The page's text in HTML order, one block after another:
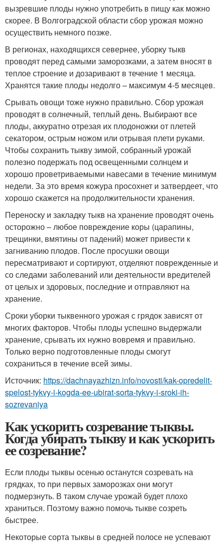
вызревшие плоды нужно употребить в пищу как можно
скорее. В Волгоградской области сбор урожая можно
осуществить немного позже.
В регионах, находящихся севернее, уборку тыкв
проводят перед самыми заморозками, а затем вносят в
теплое строение и дозаривают в течение 1 месяца.
Хранятся такие плоды недолго – максимум 4-5 месяцев.
Срывать овощи тоже нужно правильно. Сбор урожая
проводят в солнечный, теплый день. Выбирают все
плоды, аккуратно отрезая их плодоножки от плетей
секатором, острым ножом или отрывая плети руками.
Чтобы сохранить тыкву зимой, собранный урожай
полезно подержать под освещенными солнцем и
хорошо проветриваемыми навесами в течение минимум
недели. За это время кожура просохнет и затвердеет, что
хорошо скажется на продолжительности хранения.
Переноску и закладку тыкв на хранение проводят очень
осторожно – любое повреждение коры (царапины,
трещинки, вмятины от падений) может привести к
загниванию плодов. После просушки овощи
пересматривают и сортируют, отделяют поврежденные и
со следами заболеваний или деятельности вредителей
от целых и здоровых, последние и отправляют на
хранение.
Сроки уборки тыквенного урожая с грядок зависят от
многих факторов. Чтобы плоды успешно выдержали
хранение, срывать их нужно вовремя и правильно.
Только верно подготовленные плоды смогут
сохраниться в течение всей зимы.
Источник: https://dachnayazhizn.info/novosti/kak-opredelit-
spelost-tykvy-i-kogda-ee-ubirat-sorta-tykvy-i-sroki-ih-
sozrevaniya
Как ускорить созревание тыквы.
Когда убирать тыкву и как ускорить
ее созревание?
Если плоды тыквы осенью останутся созревать на
грядках, то при первых заморозках они могут
подмерзнуть. В таком случае урожай будет плохо
храниться. Поэтому важно помочь тыкве созреть
быстрее.
Некоторые сорта тыквы в средней полосе не успевают